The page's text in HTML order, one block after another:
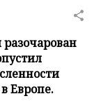
Европе.